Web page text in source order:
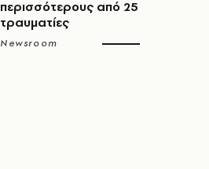
περισσότερους από 25
τραυματίες
Newsroom